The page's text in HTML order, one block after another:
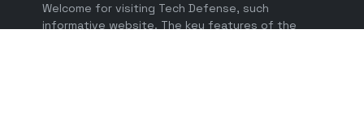
Welcome for visiting Tech Defense, such
informative website. The key features of the